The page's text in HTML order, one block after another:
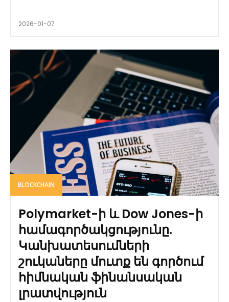
2026-01-07
BLOCKCHAIN
Polymarket-ի և Dow Jones-ի
համագործակցությունը.
Կանխատեսումների
շուկաները մուտք են գործում
հիմնական ֆինանսական
լրատվություն